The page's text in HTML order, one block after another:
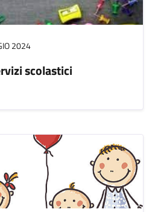
2024
scolastici